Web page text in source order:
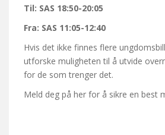
Til: SAS 18:50-20:05
Fra: SAS 11:05-12:40
Hvis det ikke finnes flere
utforske muligheten til å utvide
for de som trenger det.
Meld deg på her for å sikre en best